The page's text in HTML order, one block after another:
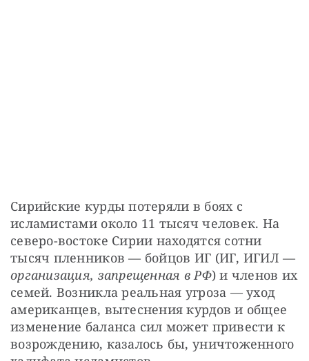
Сирийские курды потеряли в боях с
исламистами около 11 тысяч человек. На
северо-востоке Сирии находятся сотни
организация, запрещенная в РФ) и членов их
семей. Возникла реальная угроза — уход
американцев, вытеснения курдов и общее
изменение баланса сил может привести к
возрождению, казалось бы, уничтоженного